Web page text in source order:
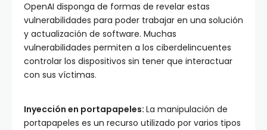
OpenAI disponga de formas de revelar estas
vulnerabilidades para poder trabajar en una solución
y actualización de software. Muchas
vulnerabilidades permiten a los ciberdelincuentes
controlar los dispositivos sin tener que interactuar
con sus víctimas.
Inyección en portapapeles: La manipulación de
portapapeles es un recurso utilizado por varios tipos